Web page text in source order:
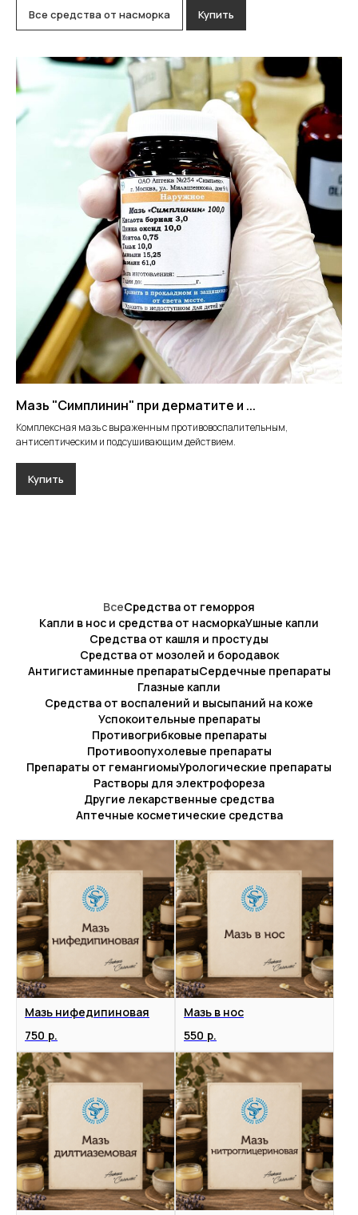
Все средства от насморка Купить
Мазь "Симплинин" при дерматите и ...
Комплексная мазь с выраженным противовоспалительным,
антисептическим и подсушивающим действием.
Купить
ВсеСредства от геморроя
Капли в нос и средства от насморкаУшные капли
Средства от кашля и простуды
Средства от мозолей и бородавок
Антигистаминные препаратыСердечные препараты
Глазные капли
Средства от воспалений и высыпаний на коже
Успокоительные препараты
Противогрибковые препараты
Противоопухолевые препараты
Препараты от гемангиомыУрологические препараты
Растворы для электрофореза
Другие лекарственные средства
Аптечные косметические средства
Мазь нифедипиновая
750 р.
Мазь в нос
550 р.